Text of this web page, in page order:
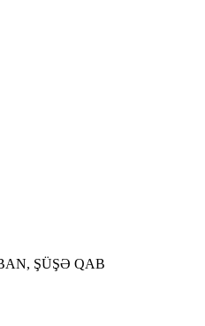
ŞÜŞƏ QAB